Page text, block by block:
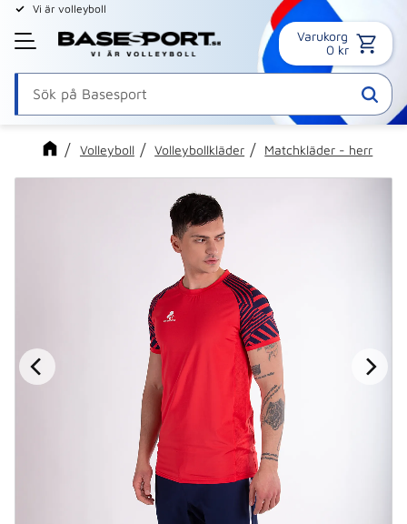
Meny
Vi är volleyboll
Varukorg
0 kr
Volleyboll Volleybollkläder Matchkläder - herr